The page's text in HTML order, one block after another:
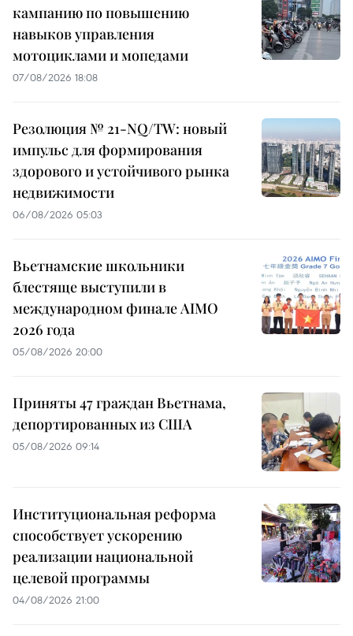
кампанию по повышению
навыков управления
мотоциклами и мопедами
07/08/2026 18:08
Резолюция № 21-NQ/TW: новый
импульс для формирования
здорового и устойчивого рынка
недвижимости
06/08/2026 05:03
Вьетнамские школьники
блестяще выступили в
международном финале AIMO
2026 года
05/08/2026 20:00
Приняты 47 граждан Вьетнама,
депортированных из США
05/08/2026 09:14
Институциональная реформа
способствует ускорению
реализации национальной
целевой программы
04/08/2026 21:00